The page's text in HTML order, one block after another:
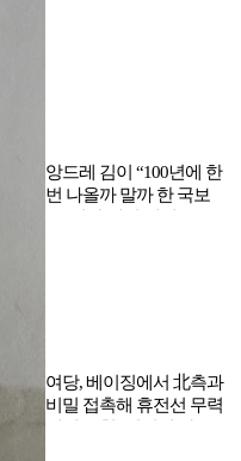
앙드레 김이 “100년에 한
번 나올까 말까 한 국보
여당, 베이징에서 北측과
비밀 접촉해 휴전선 무력